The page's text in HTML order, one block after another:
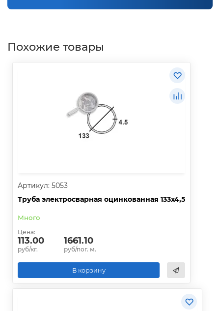
Похожие товары
Артикул: 5053
Труба электросварная оцинкованная 133х4,5
Много
Цена:
113.00
руб/кг.
1661.10
руб/пог. м.
В корзину